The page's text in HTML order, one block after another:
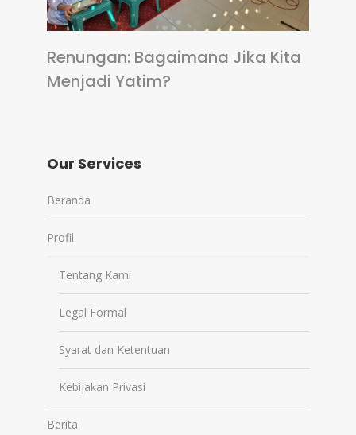
Renungan: Bagaimana Jika Kita
Menjadi Yatim?
Our Services
Beranda
Profil
Tentang Kami
Legal Formal
Syarat dan Ketentuan
Kebijakan Privasi
Berita